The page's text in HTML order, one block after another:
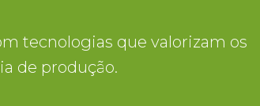
tecnologias que valorizam os
de produção.